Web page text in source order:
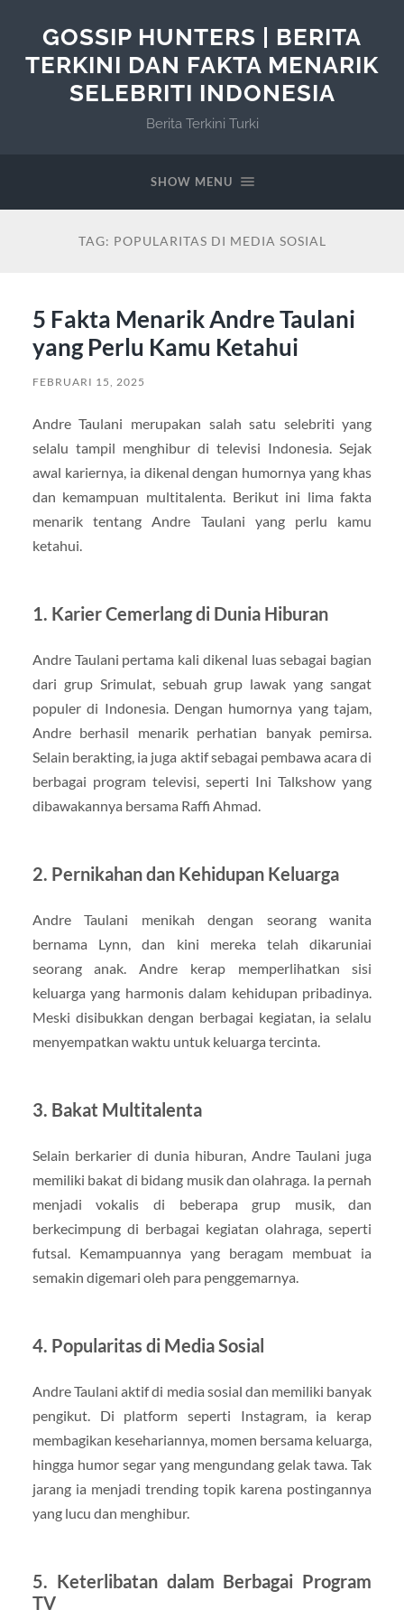
GOSSIP HUNTERS | BERITA
TERKINI DAN FAKTA MENARIK
SELEBRITI INDONESIA
Berita Terkini Turki
SHOW MENU
TAG: POPULARITAS DI MEDIA SOSIAL
5 Fakta Menarik Andre Taulani
yang Perlu Kamu Ketahui
FEBRUARI 15, 2025
Andre Taulani merupakan salah satu selebriti yang
selalu tampil menghibur di televisi Indonesia. Sejak
awal kariernya, ia dikenal dengan humornya yang khas
dan kemampuan multitalenta. Berikut ini lima fakta
menarik tentang Andre Taulani yang perlu kamu
ketahui.
1. Karier Cemerlang di Dunia Hiburan
Andre Taulani pertama kali dikenal luas sebagai bagian
dari grup Srimulat, sebuah grup lawak yang sangat
populer di Indonesia. Dengan humornya yang tajam,
Andre berhasil menarik perhatian banyak pemirsa.
Selain berakting, ia juga aktif sebagai pembawa acara di
berbagai program televisi, seperti Ini Talkshow yang
dibawakannya bersama Raffi Ahmad.
2. Pernikahan dan Kehidupan Keluarga
Andre Taulani menikah dengan seorang wanita
bernama Lynn, dan kini mereka telah dikaruniai
seorang anak. Andre kerap memperlihatkan sisi
keluarga yang harmonis dalam kehidupan pribadinya.
Meski disibukkan dengan berbagai kegiatan, ia selalu
menyempatkan waktu untuk keluarga tercinta.
3. Bakat Multitalenta
Selain berkarier di dunia hiburan, Andre Taulani juga
memiliki bakat di bidang musik dan olahraga. Ia pernah
menjadi vokalis di beberapa grup musik, dan
berkecimpung di berbagai kegiatan olahraga, seperti
futsal. Kemampuannya yang beragam membuat ia
semakin digemari oleh para penggemarnya.
4. Popularitas di Media Sosial
Andre Taulani aktif di media sosial dan memiliki banyak
pengikut. Di platform seperti Instagram, ia kerap
membagikan kesehariannya, momen bersama keluarga,
hingga humor segar yang mengundang gelak tawa. Tak
jarang ia menjadi trending topik karena postingannya
yang lucu dan menghibur.
5. Keterlibatan dalam Berbagai Program
TV